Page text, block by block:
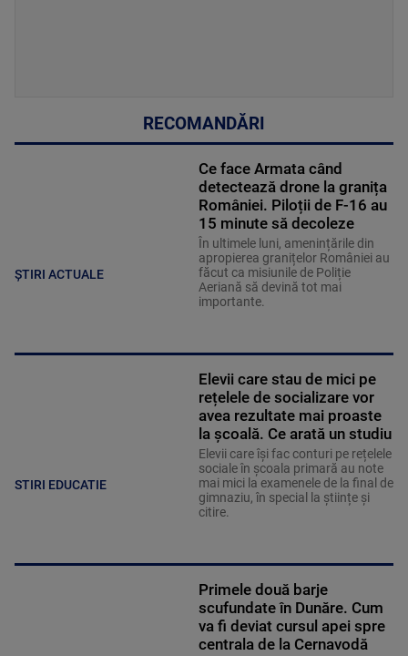
RECOMANDĂRI
ȘTIRI ACTUALE
Ce face Armata când
detectează drone la granița
României. Piloții de F-16 au
15 minute să decoleze
În ultimele luni, amenințările din
apropierea granițelor României au
făcut ca misiunile de Poliție
Aeriană să devină tot mai
importante.
STIRI EDUCATIE
Elevii care stau de mici pe
rețelele de socializare vor
avea rezultate mai proaste
la școală. Ce arată un studiu
Elevii care îşi fac conturi pe rețelele
sociale în școala primară au note
mai mici la examenele de la final de
gimnaziu, în special la științe și
citire.
Primele două barje
scufundate în Dunăre. Cum
va fi deviat cursul apei spre
centrala de la Cernavodă